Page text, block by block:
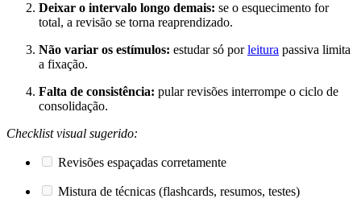
Deixar o intervalo longo demais: se o esquecimento for
total, a revisão se torna reaprendizado.
Não variar os estímulos: estudar só porleitura passiva limita
a fixação.
Falta de consistência: pular revisões interrompe o ciclo de
consolidação.
Checklist visual sugerido:
Revisões espaçadas corretamente
Mistura de técnicas (flashcards, resumos, testes)